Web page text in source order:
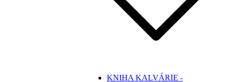
KNIHA KALVÁRIE -